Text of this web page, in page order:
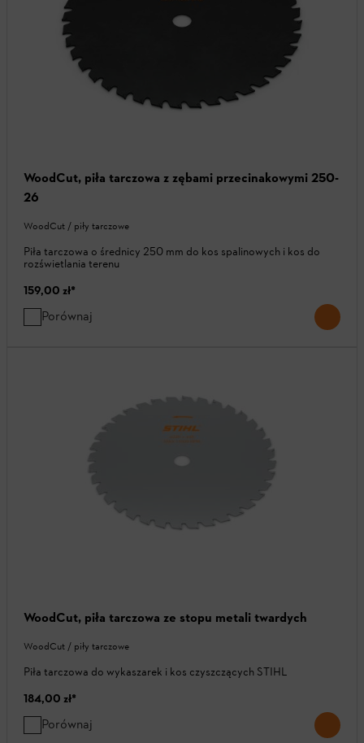
WoodCut, piła tarczowa z zębami przecinakowymi 250-
26
WoodCut / piły tarczowe
Piła tarczowa o średnicy 250 mm do kos spalinowych i kos do
rozświetlania terenu
159,00 zł*
Porównaj
WoodCut, piła tarczowa ze stopu metali twardych
WoodCut / piły tarczowe
Piła tarczowa do wykaszarek i kos czyszczących STIHL
184,00 zł*
Porównaj